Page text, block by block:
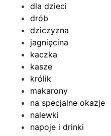
dla dzieci
drób
dziczyzna
jagnięcina
kaczka
kasze
królik
makarony
na specjalne okazje
nalewki
napoje i drinki